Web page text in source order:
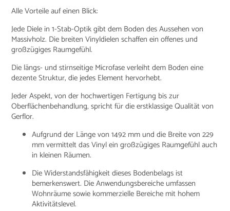
Alle Vorteile auf einen Blick:
Jede Diele in 1-Stab-Optik gibt dem Boden des Aussehen von
Massivholz. Die breiten Vinyldielen schaffen ein offenes und
großzügiges Raumgefühl.
Die längs- und stirnseitige Microfase verleiht dem Boden eine
dezente Struktur, die jedes Element hervorhebt.
Jeder Aspekt, von der hochwertigen Fertigung bis zur
Oberflächenbehandlung, spricht für die erstklassige Qualität von
Gerflor.
Aufgrund der Länge von 1492 mm und die Breite von 229
mm vermittelt das Vinyl ein großzügiges Raumgefühl auch
in kleinen Räumen.
Die Widerstandsfähigkeit dieses Bodenbelags ist
bemerkenswert. Die Anwendungsbereiche umfassen
Wohnräume sowie kommerzielle Bereiche mit hohem
Aktivitätslevel.